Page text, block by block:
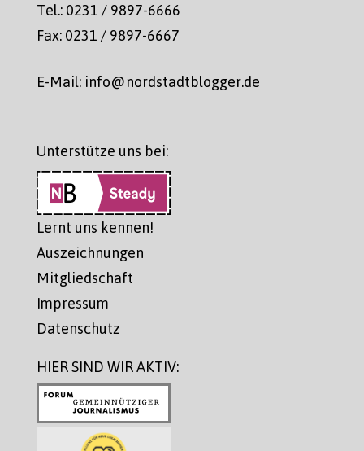
Tel.: 0231 / 9897-6666
Fax: 0231 / 9897-6667
E-Mail: info@nordstadtblogger.de
Unterstütze uns bei:
Lernt uns kennen!
Auszeichnungen
Mitgliedschaft
Impressum
Datenschutz
HIER SIND WIR AKTIV: